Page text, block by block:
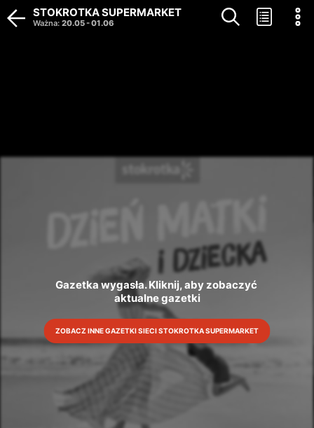
Gazetka wygasła. Kliknij, aby zobaczyć
aktualne gazetki
ZOBACZ INNE GAZETKI SIECI STOKROTKA SUPERMARKET
STOKROTKA SUPERMARKET
Ważna: 20.05-01.06